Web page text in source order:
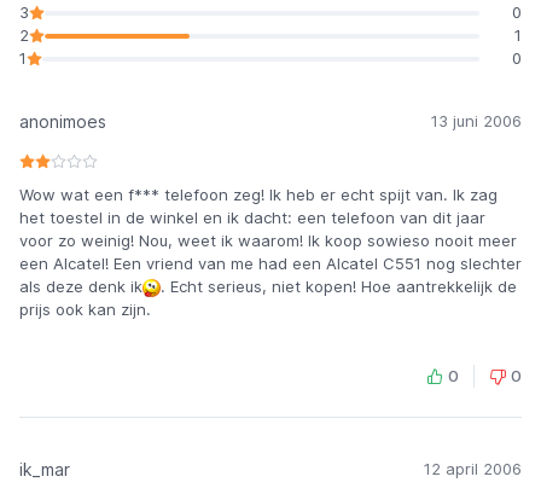
3
0
2
1
1
0
anonimoes 13 juni 2006
Wow wat een f*** telefoon zeg! Ik heb er echt spijt van. Ik zag
het toestel in de winkel en ik dacht: een telefoon van dit jaar
voor zo weinig! Nou, weet ik waarom! Ik koop sowieso nooit meer
een Alcatel! Een vriend van me had een Alcatel C551 nog slechter
als deze denk ik
. Echt serieus, niet kopen! Hoe aantrekkelijk de
prijs ook kan zijn.
0 0
ik_mar 12 april 2006